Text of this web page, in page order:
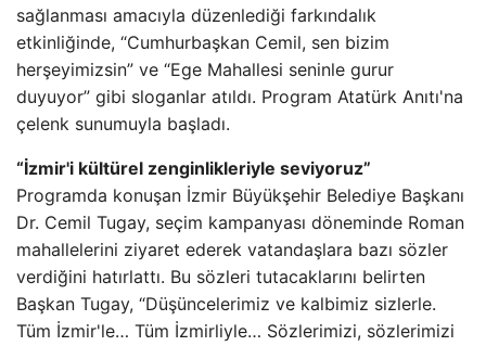
sağlanması amacıyla düzenlediği farkındalık
etkinliğinde, “Cumhurbaşkan Cemil, sen bizim
herşeyimizsin” ve “Ege Mahallesi seninle gurur
duyuyor” gibi sloganlar atıldı. Program Atatürk Anıtı'na
çelenk sunumuyla başladı.
“İzmir'i kültürel zenginlikleriyle seviyoruz”
Programda konuşan İzmir Büyükşehir Belediye Başkanı
Dr. Cemil Tugay, seçim kampanyası döneminde Roman
mahallelerini ziyaret ederek vatandaşlara bazı sözler
verdiğini hatırlattı. Bu sözleri tutacaklarını belirten
Başkan Tugay, “Düşüncelerimiz ve kalbimiz sizlerle.
Tüm İzmir'le… Tüm İzmirliyle… Sözlerimizi, sözlerimizi